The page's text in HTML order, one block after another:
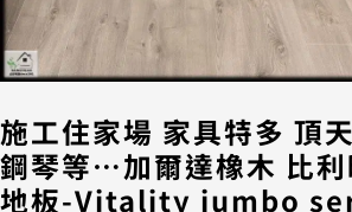
施工住家場 家具特多 頂
鋼琴等…加爾達橡木 比利
地板-Vitality jumbo